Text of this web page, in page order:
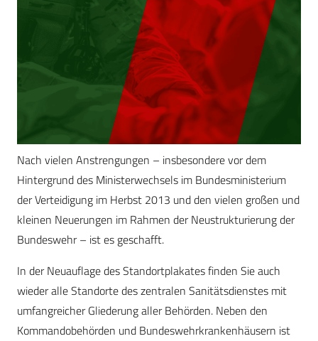
Nach vielen Anstrengungen – insbesondere vor dem
Hintergrund des Ministerwechsels im Bundesministerium
der Verteidigung im Herbst 2013 und den vielen großen und
kleinen Neuerungen im Rahmen der Neustrukturierung der
Bundeswehr – ist es geschafft.
In der Neuauflage des Standortplakates finden Sie auch
wieder alle Standorte des zentralen Sanitätsdienstes mit
umfangreicher Gliederung aller Behörden. Neben den
Kommandobehörden und Bundeswehrkrankenhäusern ist